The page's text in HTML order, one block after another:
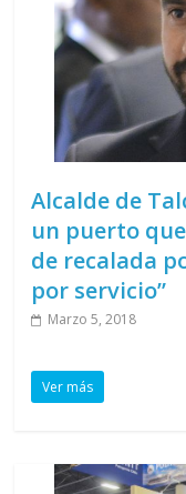
Alcalde de
un puerto
de recalada
por servicio”
Marzo 5, 2018
Ver más